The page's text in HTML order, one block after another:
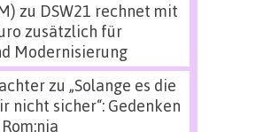
zu DSW21 rechnet mit
zusätzlich für
Modernisierung
zu „Solange es die
nicht sicher“: Gedenken